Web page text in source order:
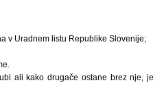
v Uradnem listu Republike Slovenije;
ali kako drugače ostane brez nje, je